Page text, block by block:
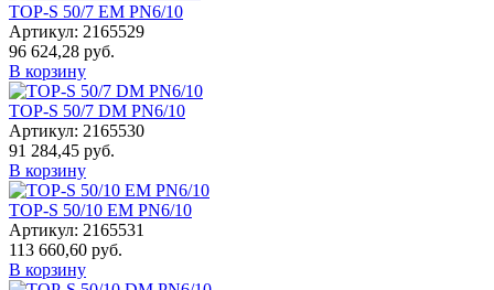
TOP-S 50/7 EM PN6/10
Артикул: 2165529
96 624,28 руб.
В корзину
TOP-S 50/7 DM PN6/10
Артикул: 2165530
91 284,45 руб.
В корзину
TOP-S 50/10 EM PN6/10
Артикул: 2165531
113 660,60 руб.
В корзину